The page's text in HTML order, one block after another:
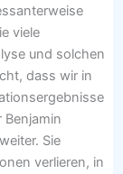
viele
und solchen
dass wir in
Sie
verlieren, in